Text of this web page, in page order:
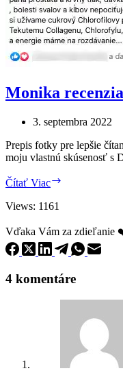
Monika
3. septembra 2022
Prepis fotky pre lepšie
moju vlastnú skúsenosť
Čítať Viac
k
a
r
c
n
Views: 1161
Vďaka Vám za zdieľanie
4 komentáre